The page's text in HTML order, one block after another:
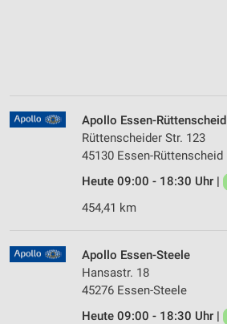
Apollo Essen-Rüttenscheid
Rüttenscheider Str. 123
45130 Essen-Rüttenscheid
Heute 09:00 - 18:30 Uhr |
454,41 km
Apollo Essen-Steele
Hansastr. 18
45276 Essen-Steele
Heute 09:00 - 18:30 Uhr |